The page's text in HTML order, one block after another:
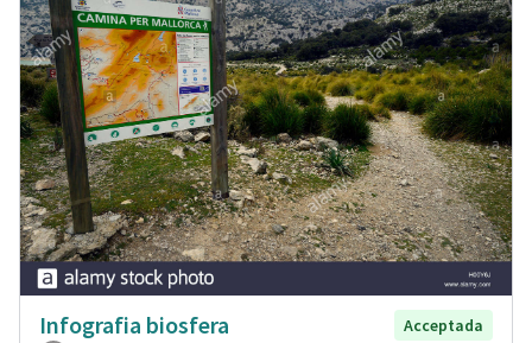
Infografia biosfera
Acceptada